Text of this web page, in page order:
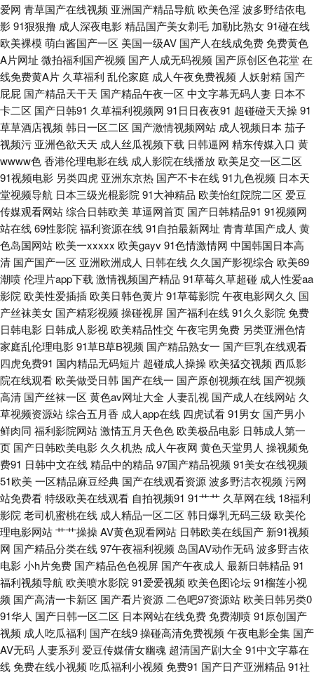
www久久肏 黄色片网站 巨乳后入 欧美A片视频 91豆花精品 wwwav五月 国
产成人 久草国产原创 欧美国产激情 午夜剧场久久黄 在线天堂资源 AV性爱影
院 丁香五月综合在线 久草欧美视频 欧美AAV 日韩欧美黄黄色 综合另类 AV
女优久久嗳 国产精选AV网站 欧美午夜群交 日韩乱子伦 中文字幕丰满少妇
99人妻草 久草资源子线 欧美曰曰视频 天堂av福利 亚洲精品超碰 51偷拍视
频 av网站总导航 岛国AV导航 国内最新肏屄精品 久久精品成人黄色 日韩视频
导航 伊人手机影院 www91社 激情五月天肏屄 男人天堂TV 五月花综和网 91
超碰资源站 97在线资源 超碰蜜桃 国产精品一页二页 免费91网站 日本一本本
兔费区 亚洲成人精品电影 91理论视频 成人不卡一区在线 后入丰满少妇 久久
伊人免费 欧美亚色色 亚洲成人漫画网址 91黄站 www麻豆tv 岛国片网址 狠
狠撸狠狠操 久热青草 女优破解网 一区区≡区视频 av先锋影音av 豆花自拍网
站 亚洲TV无码精品 俺去也com 黄色电影导航 欧美成人一线 日韩久久AV网
站 99热天天草 国产超91 九九伊人大香蕉 欧美偷偷撸 日韩午夜福利av 综合
久久 99色色超碰 丁香五月花韩国 久久肏逼网 日本成人中文 亚州性网 97色
干 第一婷婷基地 黄色三级人妻 欧美揄拍 香蕉视频www 91一区二区视频 国
内AV影院 欧美成人中文在线 三级在线观看 91jiuyi AV伊人影院 国产男女操
91cn在线播放 97在线视频鸥洲 97午夜在线 成人电影AV 国产一区日韩欧美
人妖伪娘专区 在线看污视频 超碰www97 黄色AV地址 国产馆绿帽 91视频播
放 午夜寂寞福利 做爱网站91 日本超碰 A片下载曰日韩 黄色视频一区二区 欧
爱网 青草国产在线视频 亚洲国产精品导航 欧美色淫波多野结依电
影91狠狠撸 成人深夜电影精品国产美女剃毛 加勒比熟女91碰在线
欧美裸模 萌白酱国产一区 美国一级AV 国产人在线成免费免费黄色
A片网址 微拍福利国产视频 国产人成无码视频 国产原创区色花堂在
线免费黄A片 久草福利 乱伦家庭 成人午夜免费视频 人妖射精 国产
屁屁 国产精品天干天 国产精品午夜一区 中文字幕无码人妻 日本不
卡二区 国产日韩91 久草福利视频网 91日日夜夜91 超碰碰天天操91
草草酒店视频 韩日一区二区 国产激情视频网站 成人视频日本 茄子
视频污 亚洲色欲天天 成人丝瓜视频下载 日韩逼网 精东传媒入口 黄
wwww色香港伦理电影在线 成人影院在线播放 欧美足交一区二区
91视频电影 另类四虎 亚洲东京热 国产不卡在线91九色视频 日本天
堂视频导航 日本三级光棍影院 91大神精品 欧美怡红院院二区 爱豆
传媒观看网站综合日韩欧美草逼网首页 国产日韩精品91 91视频网
站在线69性影院 福利资源在线91自拍最新网址 青青草国产成人 黄
色岛国网站 欧美一xxxxx 欧美gayv91色情激情网 中国韩国日本高
清 国产国产一区 亚洲欧洲成人 日韩在线 久久国产影视综合 欧美69
潮喷伦理片app下载 激情视频国产精品 91草莓久草超碰 成人性爱aa
影院 欧美性爱插插 欧美日韩色黄片91草莓影院 午夜电影网久久 国
产丝袜美女 国产精彩视频 操碰视屏 国产福利在线91久久影院 免费
日韩电影 日韩成人影视 欧美精品性交 午夜宅男免费 另类亚洲色情
家庭乱伦理电影91草B草B视频 国产精品熟女一 国产巨乳在线观看
四虎免费91 国内精品无码短片 超碰成人操操 欧美猛交视频 西瓜影
院在线观看 欧美做受日韩 国产在线一 国产原创视频在线 国产视频
高清 国产丝袜一区 黄色av网址大全 人妻乱视 国产成人在线网站 久
草视频资源站综合五月香 成人app在线 四虎试看91男女 国产男小
鲜肉同 福利影院网站激情五月天色色 欧美极品电影 日韩成人第一
页 国产日韩欧美电影 久久机热 成人午夜网 黄色天堂男人 操视频免
费91 日韩中文在线精品中的精品 97国产精品视频 91美女在线视频
51欧美一区精品麻豆经典 国产在线观看资源波多野洁衣视频 污网
站免费看特级欧美在线观看 自拍视频91 91艹艹 久草网在线 18福利
影院 老司机蜜桃在线 成人精品一区二区 韩日爆乳无码三级 欧美伦
理电影网站艹艹操操AV黄色观看网站 日韩欧美在线国产 新91视频
网 国产精品分类在线97午夜福利视频 岛国AV动作无码波多野吉依
电影小h片免费 国产精品色色视屏 国产午夜成人 最新日韩精品 91
福利视频导航 欧美喷水影院 91爱爱视频 欧美色图论坛91榴莲小视
频 国产高清一卡新区 国产看片资源 二色吧97资源站 欧美日韩另类0
91华人 国产日韩一区二区 日本网站在线免费免费潮喷91原创国产
视频 成人吃瓜福利 国产在线9操碰高清免费视频 午夜电影全集 国产
AV无码 人妻系列 爱豆传媒倩女幽魂 超清国产剧大全 91中文字幕在
线免费在线小视频 吃瓜福利小视频 免费91 国产日产亚洲精品 91社